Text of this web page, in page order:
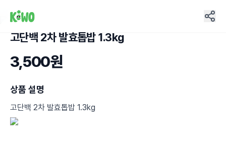
고단백 2차 발효톱밥 1.3kg
3,500원
상품 설명
고단백 2차 발효톱밥 1.3kg